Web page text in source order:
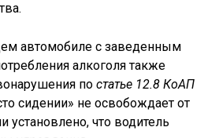
автомобиле с заведенным
алкоголя также
постатье 12.8 КоАП
сидении» не освобождает от
установлено, что водитель